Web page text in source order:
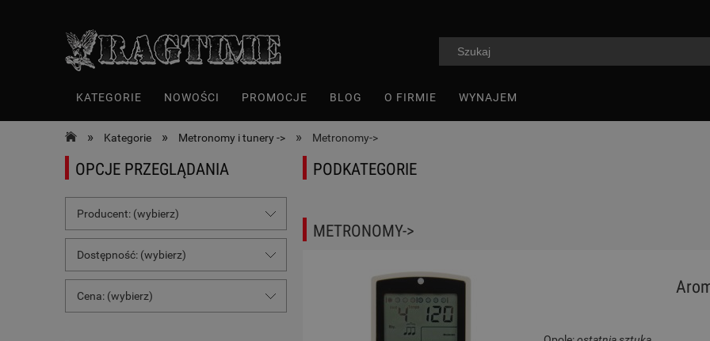
KATEGORIE NOWOŚCI PROMOCJE BLOG O FIRMIE WYNAJEM
» Kategorie » Metronomy i tunery -> » Metronomy->
OPCJE PRZEGLĄDANIA
Producent: (wybierz)
Dostępność: (wybierz)
Cena: (wybierz)
PODKATEGORIE
METRONOMY->